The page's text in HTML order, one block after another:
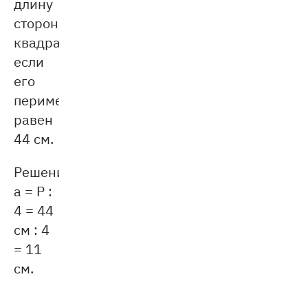
стороны
квадрата,
если
его
периметр
равен
44 см.
Решение:
a = P :
4 = 44
см : 4
= 11
см.